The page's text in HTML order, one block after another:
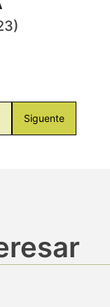
Siguente